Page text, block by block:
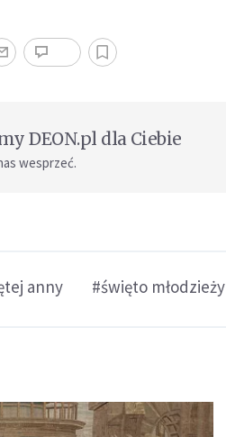
DEON.pl dla Ciebie
wesprzeć.
anny #święto młodzieży